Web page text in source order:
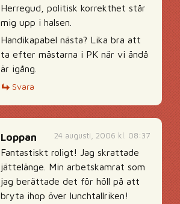
Herregud, politisk korrekthet står
mig upp i halsen.
Handikapabel nästa? Lika bra att
ta efter mästarna i PK när vi ändå
är igång.
Svara
24 augusti, 2006 kl. 08:37
Loppan
Fantastiskt roligt! Jag skrattade
jättelänge. Min arbetskamrat som
jag berättade det för höll på att
bryta ihop över lunchtallriken!